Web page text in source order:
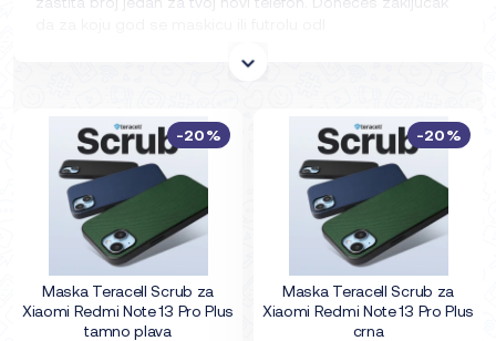
Maska Teracell Scrub za
Xiaomi Redmi Note 13 Pro Plus
tamno plava
-20%
Maska Teracell Scrub za
Xiaomi Redmi Note 13 Pro Plus
crna
-20%